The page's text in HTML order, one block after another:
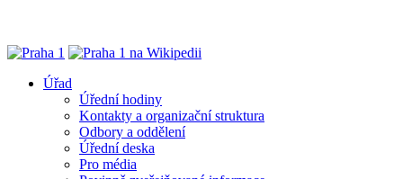
Úřad
Úřední hodiny
Kontakty a organizační struktura
Odbory a oddělení
Úřední deska
Pro média